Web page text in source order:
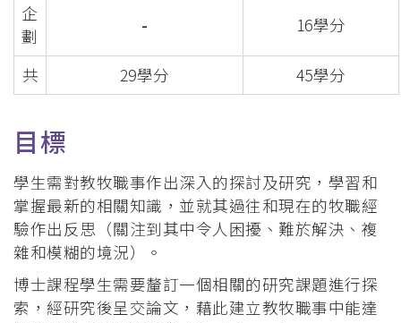
企
劃
- 16學分
共 29學分 45學分
目標
學生需對教牧職事作出深入的探討及研究，學習和
掌握最新的相關知識，並就其過往和現在的牧職經
驗作出反思（關注到其中令人困擾、難於解決、複
雜和模糊的境況）。
博士課程學生需要釐訂一個相關的研究課題進行探
索，經研究後呈交論文，藉此建立教牧職事中能達